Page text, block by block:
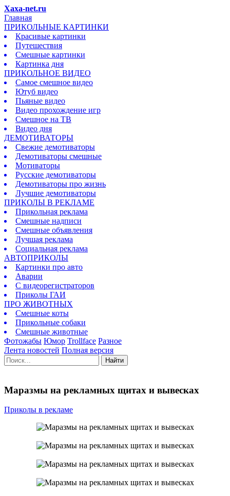
Xaxa-net.ru
Главная
ПРИКОЛЬНЫЕ КАРТИНКИ
Красивые картинки
Путешествия
Смешные картинки
Картинка дня
ПРИКОЛЬНОЕ ВИДЕО
Самое смешное видео
Ютуб видео
Пьяные видео
Видео прохождение игр
Смешное на ТВ
Видео дня
ДЕМОТИВАТОРЫ
Свежие демотиваторы
Демотиваторы смешные
Мотиваторы
Русские демотиваторы
Демотиваторы про жизнь
Лучшие демотиваторы
ПРИКОЛЫ В РЕКЛАМЕ
Прикольная реклама
Смешные надписи
Смешные объявления
Лучшая реклама
Социальная реклама
АВТОПРИКОЛЫ
Картинки про авто
Аварии
С видеорегистраторов
Приколы ГАИ
ПРО ЖИВОТНЫХ
Смешные коты
Прикольные собаки
Смешные животные
Фотожабы Юмор Trollface Разное
Лента новостей Полная версия
Найти
Маразмы на рекламных щитах и вывесках
Приколы в рекламе